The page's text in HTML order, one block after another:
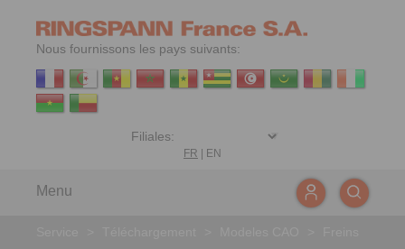
Nous fournissons les pays suivants:
FR EN
Menu